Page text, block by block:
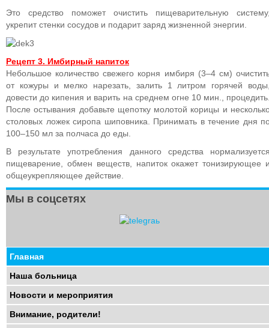
Это средство поможет очистить пищеварительную
укрепит стенки сосудов и подарит заряд жизненной энергии.
Рецепт 3. Имбирный напиток
Небольшое количество свежего корня имбиря (3–4 см)
от кожуры и мелко нарезать, залить 1 литром горячей
довести до кипения и варить на среднем огне 10 мин.,
После остывания добавьте щепотку молотой корицы и
столовых ложек сиропа шиповника. Принимать в течение дня
100–150 мл за полчаса до еды.
В результате употребления данного средства
пищеварение, обмен веществ, напиток окажет тонизирующее
общеукрепляющее действие.
Мы в соцсетях
Главная
Наша больница
Новости и мероприятия
Внимание, родители!